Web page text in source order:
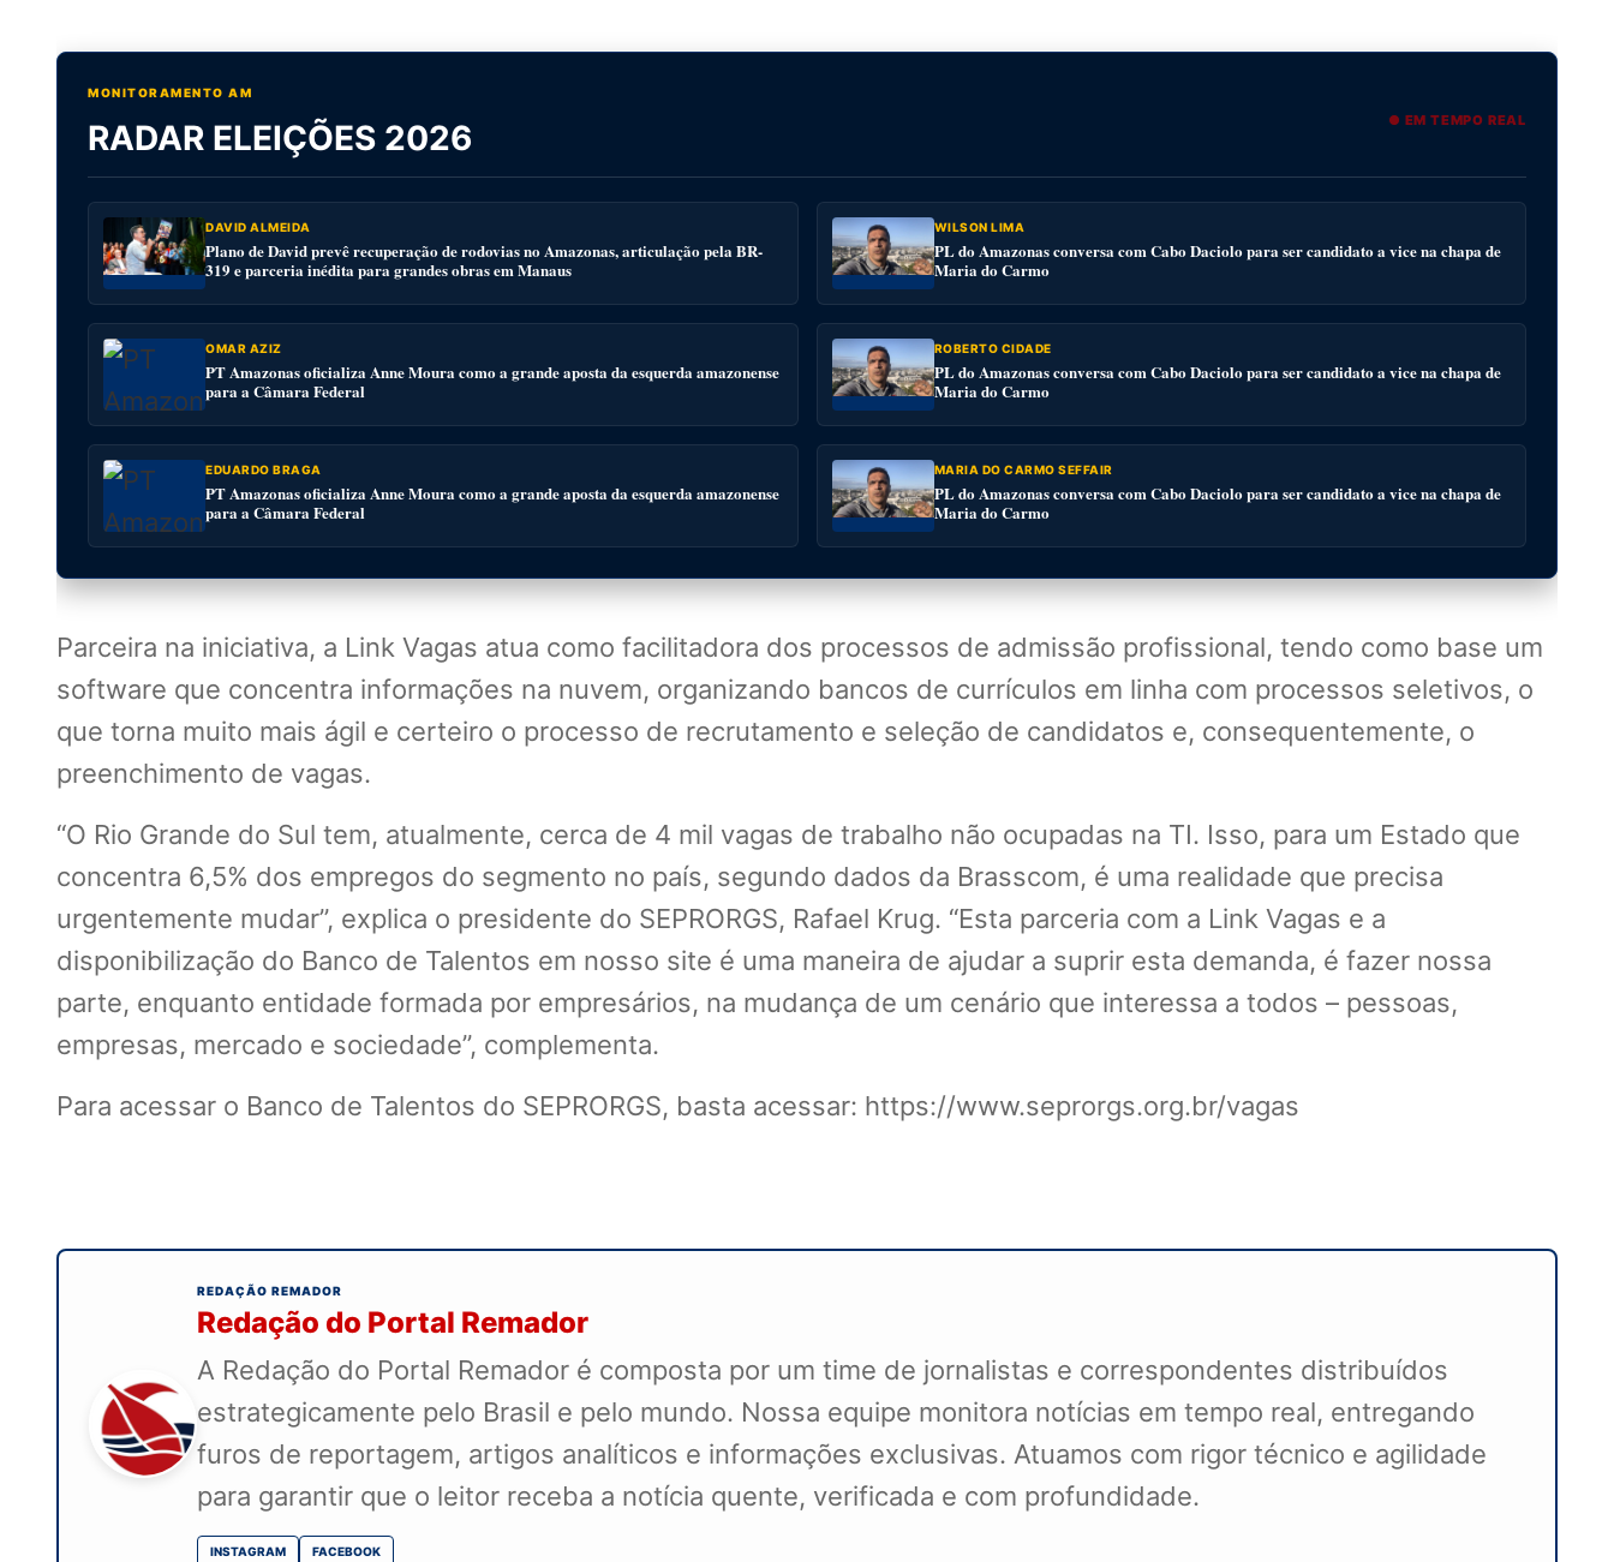
MONITORAMENTO AM
RADAR ELEIÇÕES 2026 ● EM TEMPO REAL
DAVID ALMEIDA
Plano de David prevê recuperação de rodovias no Amazonas, articulação pela BR-
319 e parceria inédita para grandes obras em Manaus
WILSON LIMA
PL do Amazonas conversa com Cabo Daciolo para ser candidato a vice na chapa de
Maria do Carmo
OMAR AZIZ
PT Amazonas oficializa Anne Moura como a grande aposta da esquerda amazonense
para a Câmara Federal
ROBERTO CIDADE
PL do Amazonas conversa com Cabo Daciolo para ser candidato a vice na chapa de
Maria do Carmo
EDUARDO BRAGA
PT Amazonas oficializa Anne Moura como a grande aposta da esquerda amazonense
para a Câmara Federal
MARIA DO CARMO SEFFAIR
PL do Amazonas conversa com Cabo Daciolo para ser candidato a vice na chapa de
Maria do Carmo
Parceira na iniciativa, a Link Vagas atua como facilitadora dos processos de admissão profissional, tendo como base um
software que concentra informações na nuvem, organizando bancos de currículos em linha com processos seletivos, o
que torna muito mais ágil e certeiro o processo de recrutamento e seleção de candidatos e, consequentemente, o
preenchimento de vagas.
“O Rio Grande do Sul tem, atualmente, cerca de 4 mil vagas de trabalho não ocupadas na TI. Isso, para um Estado que
concentra 6,5% dos empregos do segmento no país, segundo dados da Brasscom, é uma realidade que precisa
urgentemente mudar”, explica o presidente do SEPRORGS, Rafael Krug. “Esta parceria com a Link Vagas e a
disponibilização do Banco de Talentos em nosso site é uma maneira de ajudar a suprir esta demanda, é fazer nossa
parte, enquanto entidade formada por empresários, na mudança de um cenário que interessa a todos – pessoas,
empresas, mercado e sociedade”, complementa.
Para acessar o Banco de Talentos do SEPRORGS, basta acessar: https://www.seprorgs.org.br/vagas
REDAÇÃO REMADOR
Redação do Portal Remador
A Redação do Portal Remador é composta por um time de jornalistas e correspondentes distribuídos
estrategicamente pelo Brasil e pelo mundo. Nossa equipe monitora notícias em tempo real, entregando
furos de reportagem, artigos analíticos e informações exclusivas. Atuamos com rigor técnico e agilidade
para garantir que o leitor receba a notícia quente, verificada e com profundidade.
INSTAGRAM FACEBOOK